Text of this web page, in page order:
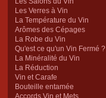
Les Verres à Vin
La Température du Vin
Arômes des Cépages
La Robe du Vin
Qu'est ce qu'un Vin Fermé ?
La Minéralité du Vin
La Réduction
Vin et Carafe
Bouteille entamée
Accords Vin et Mets